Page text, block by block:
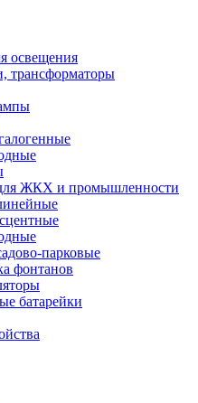
освещения
трансформаторы
ЖКХ и промышленности
парковые
фонтанов
батарейки